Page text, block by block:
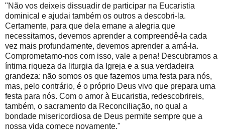
"Não vos deixeis dissuadir de participar na Eucaristia
dominical e ajudai também os outros a descobri-la.
Certamente, para que dela emane a alegria que
necessitamos, devemos aprender a compreendê-la cada
vez mais profundamente, devemos aprender a amá-la.
Comprometamo-nos com isso, vale a pena! Descubramos a
íntima riqueza da liturgia da Igreja e a sua verdadeira
grandeza: não somos os que fazemos uma festa para nós,
mas, pelo contrário, é o próprio Deus vivo que prepara uma
festa para nós. Com o amor à Eucaristia, redescobrireis,
também, o sacramento da Reconciliação, no qual a
bondade misericordiosa de Deus permite sempre que a
nossa vida comece novamente."